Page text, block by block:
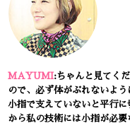
MAYUMI:ちゃんと見てく
ので、必ず体がぶれないよ
小指で支えていないと平行
から私の技術には小指が必要